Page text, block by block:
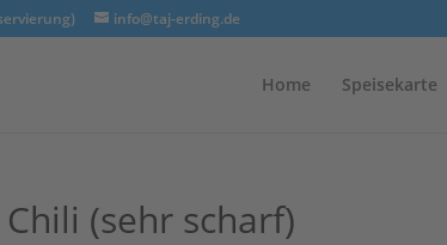
info@taj-erding.de
Home Speisekarte
(sehr scharf)